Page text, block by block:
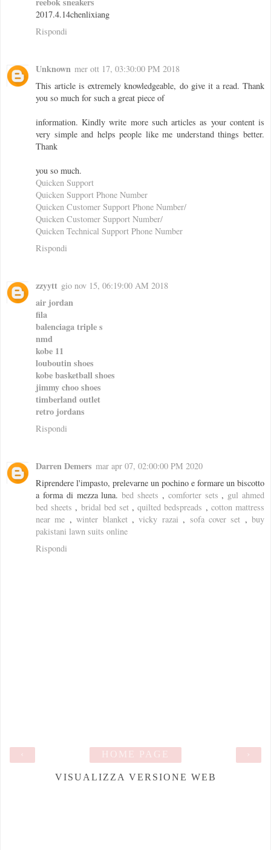
2017.4.14chenlixiang
Rispondi
Unknown mer ott 17, 03:30:00 PM 2018
This article is extremely knowledgeable, do give it a read. Thank
you so much for such a great piece of
information. Kindly write more such articles as your content is
very simple and helps people like me understand things better.
Thank
you so much.
Quicken Support
Quicken Support Phone Number
Quicken Customer Support Phone Number/
Quicken Customer Support Number/
Quicken Technical Support Phone Number
Rispondi
zzyytt gio nov 15, 06:19:00 AM 2018
air jordan
fila
balenciaga triple s
nmd
kobe 11
louboutin shoes
kobe basketball shoes
jimmy choo shoes
timberland outlet
retro jordans
Rispondi
Darren Demers mar apr 07, 02:00:00 PM 2020
Riprendere l'impasto, prelevarne un pochino e formare un biscotto
a forma di mezza luna.bed sheets , comforter sets , gul ahmed
bed sheets , bridal bed set,quilted bedspreads , cotton mattress
near me ,winter blanket,vicky razai , sofa cover set ,buy
pakistani lawn suits online
Rispondi
›
HOME PAGE
VISUALIZZA VERSIONE WEB